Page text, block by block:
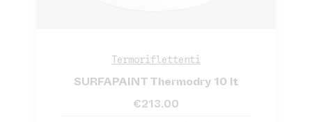
Termoriflettenti
SURFAPAINT Thermodry 10 lt
€213.00